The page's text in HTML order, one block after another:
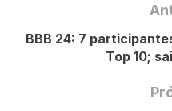
BBB 24: 7
Top 10;